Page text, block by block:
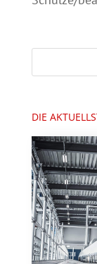
DIE